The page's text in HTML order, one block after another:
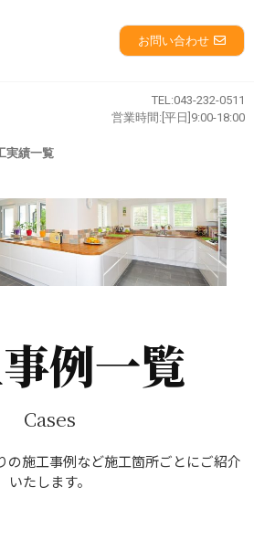
社会貢献活動
社長挨拶
実績紹介
施工実績一覧
技術・サービス
設計・施工
養生・クリーニング(美装)工事
ドローン撮影
海外事業
お問い合わせ
TEL:043-232-0511
営業時間:[平日]9:00-18:00
実績一覧
例一覧
Cases
の施工事例など施工箇所ごとにご紹介
いたします。